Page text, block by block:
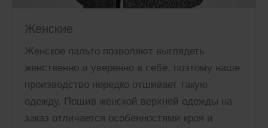
Женские
Женское пальто позволяют выглядеть
женственно и уверенно в себе, поэтому наше
производство нередко отшивает такую
одежду. Пошив женской верхней одежды на
заказ отличается особенностями кроя и